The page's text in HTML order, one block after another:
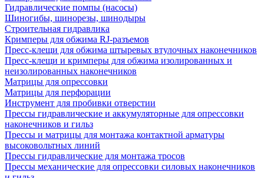
Гидравлические помпы (насосы)
Шиногибы, шинорезы, шинодыры
Строительная гидравлика
Кримперы для обжима RJ-разъемов
Пресс-клещи для обжима штыревых втулочных наконечников
Пресс-клещи и кримперы для обжима изолированных и
неизолированных наконечников
Матрицы для опрессовки
Матрицы для перфорации
Инструмент для пробивки отверстии
Прессы гидравлические и аккумуляторные для опрессовки
наконечников и гильз
Прессы и матрицы для монтажа контактной арматуры
высоковольтных линий
Прессы гидравлические для монтажа тросов
Прессы механические для опрессовки силовых наконечников